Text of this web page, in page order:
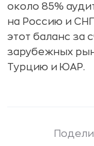
около 85%
на Россию и
этот баланс за
зарубежных
Турцию и ЮАР.